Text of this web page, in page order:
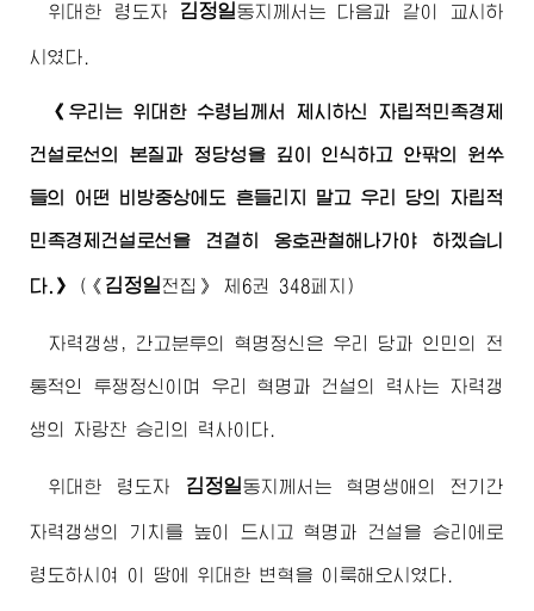
위대한
령도자 김정일동지 께서는 다음과 같이 교시하
시였다.
《우리는 위대한 수령님 께서 제시하신 자립적민족경제
건설로선의 본질과 정당성을 깊이 인식하고 안팎의 원쑤
들의 어떤 비방중상에도 흔들리지 말고 우리 당의 자립적
민족경제건설로선을 견결히 옹호관철해나가야 하겠습니
다.》 ( 《 김정일 전집》 제6권 348페지)
자력갱생, 간고분투의 혁명정신은 우리 당과 인민의 전
통적인 투쟁정신이며 우리 혁명과 건설의 력사는 자력갱
생의 자랑찬 승리의 력사이다.
위대한 령도자 김정일동지 께서는 혁명생애의 전기간
자력갱생의 기치를 높이 드시고 혁명과 건설을 승리에로
령도하시여 이 땅에 위대한 변혁을 이룩해오시였다.